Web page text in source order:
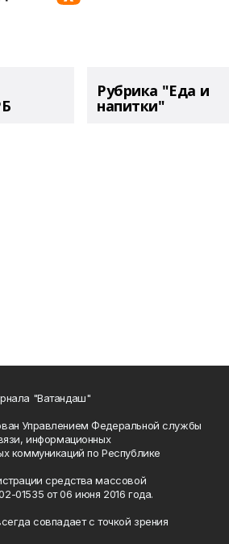
Рубрика "Еда и
напитки"
"Ватандаш"
Управлением Федеральной службы
информационных
коммуникаций по Республике
средства массовой
01535 от 06 июня 2016 года.
совпадает с точкой зрения